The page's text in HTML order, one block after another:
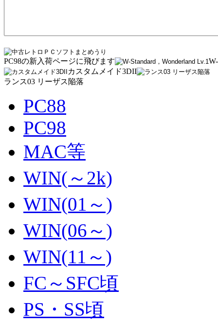
PC98の新入荷ページに飛びます
カスタムメイド3DII
ランス03 リーザス陥落
PC88
PC98
MAC等
WIN(～2k)
WIN(01～)
WIN(06～)
WIN(11～)
FC～SFC頃
PS・SS頃